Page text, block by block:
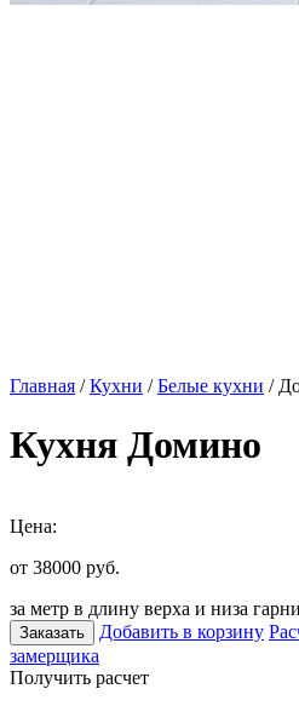
Главная /Кухни /Белые кухни /
Кухня Домино
Цена:
от 38000 руб.
за метр в длину верха и низа
Заказать Добавить в корзину
замерщика
Получить расчет